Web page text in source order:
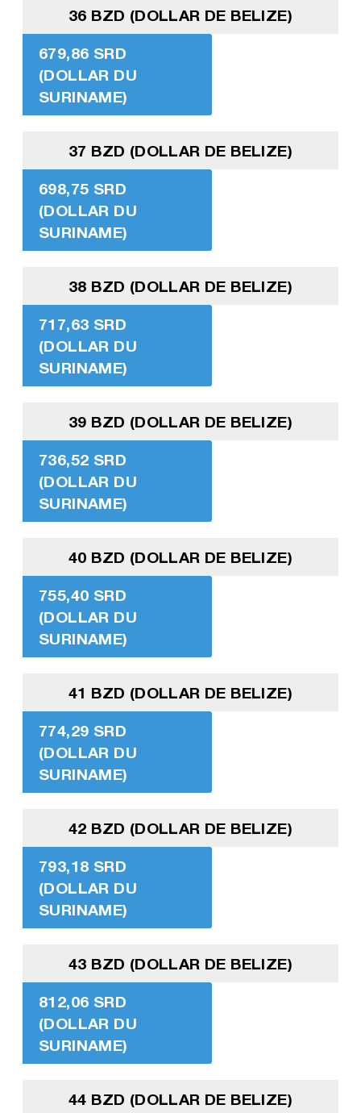
36 BZD (DOLLAR DE BELIZE)
679,86 SRD
(DOLLAR DU
SURINAME)
37 BZD (DOLLAR DE BELIZE)
698,75 SRD
(DOLLAR DU
SURINAME)
38 BZD (DOLLAR DE BELIZE)
717,63 SRD
(DOLLAR DU
SURINAME)
39 BZD (DOLLAR DE BELIZE)
736,52 SRD
(DOLLAR DU
SURINAME)
40 BZD (DOLLAR DE BELIZE)
755,40 SRD
(DOLLAR DU
SURINAME)
41 BZD (DOLLAR DE BELIZE)
774,29 SRD
(DOLLAR DU
SURINAME)
42 BZD (DOLLAR DE BELIZE)
793,18 SRD
(DOLLAR DU
SURINAME)
43 BZD (DOLLAR DE BELIZE)
812,06 SRD
(DOLLAR DU
SURINAME)
44 BZD (DOLLAR DE BELIZE)